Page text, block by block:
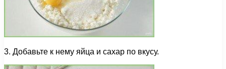
3. Добавьте к нему яйца и сахар по вкусу.